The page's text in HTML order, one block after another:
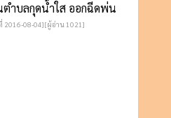
ตำบลกุดน้ำใส ออกฉีดพ่น
2016-08-04][ผู้อ่าน 1021]